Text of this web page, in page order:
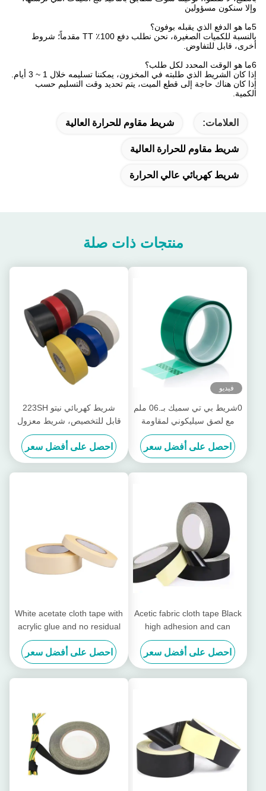
وإلا سنكون مسؤولين
5ما هو الدفع الذي يقبله بوفون؟
بالنسبة للكميات الصغيرة، نحن نطلب دفع 100٪ TT مقدماً؛ شروط
أخرى، قابل للتفاوض.
6ما هو الوقت المحدد لكل طلب؟
إذا كان الشريط الذي طلبته في المخزون، يمكننا تسليمه خلال 1 ~ 3 أيام.
إذا كان هناك حاجة إلى قطع الميت، يتم تحديد وقت التسليم حسب
الكمية.
العلامات: شريط مقاوم للحرارة العالية
شريط مقاوم للحرارة العالية
شريط كهربائي عالي الحرارة
منتجات ذات صلة
فيديو
0شريط بي تي سميك بـ.06 ملم
مع لصق سيليكوني لمقاومة
درجات الحرارة العالية حتى 200
درجة مئوية
احصل على أفضل سعر
شريط كهربائي نيتو 223SH
قابل للتخصيص، شريط معزول
ومثبط للهب مع لاصق مطاطي
احصل على أفضل سعر
Acetic fabric cloth tape Black
high adhesion and can
temperatures up to 130℃
احصل على أفضل سعر
White acetate cloth tape with
acrylic glue and no residual
glue, High-temperature
insulating tape
احصل على أفضل سعر